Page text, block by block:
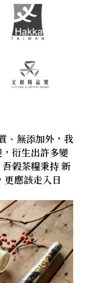
、無添加外，我
衍生出許多變
榖茶糧秉持 新
更應該走入日